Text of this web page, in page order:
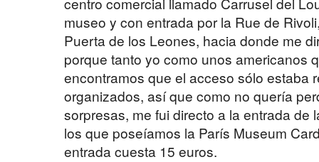
museo y con entrada por la Rue de
Puerta de los Leones, hacia donde me
porque tanto yo como unos americanos
encontramos que el acceso sólo estaba
organizados, así que como no quería
sorpresas, me fui directo a la entrada de
los que poseíamos la París Museum
entrada cuesta 15 euros.